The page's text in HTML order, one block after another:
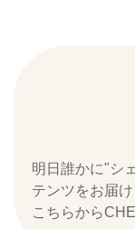
明日誰かに"シ
テンツをお届
こちらから